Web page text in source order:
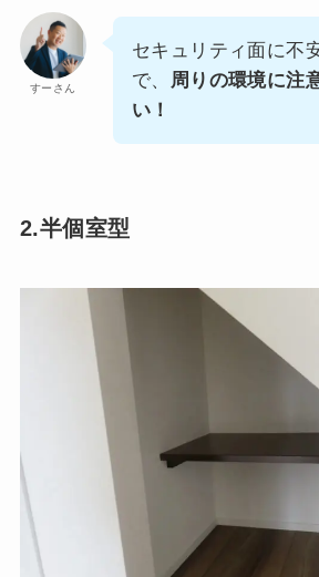
すーさん
セキュリティ面に不
で、 周りの環境に注
い！
2.半個室型